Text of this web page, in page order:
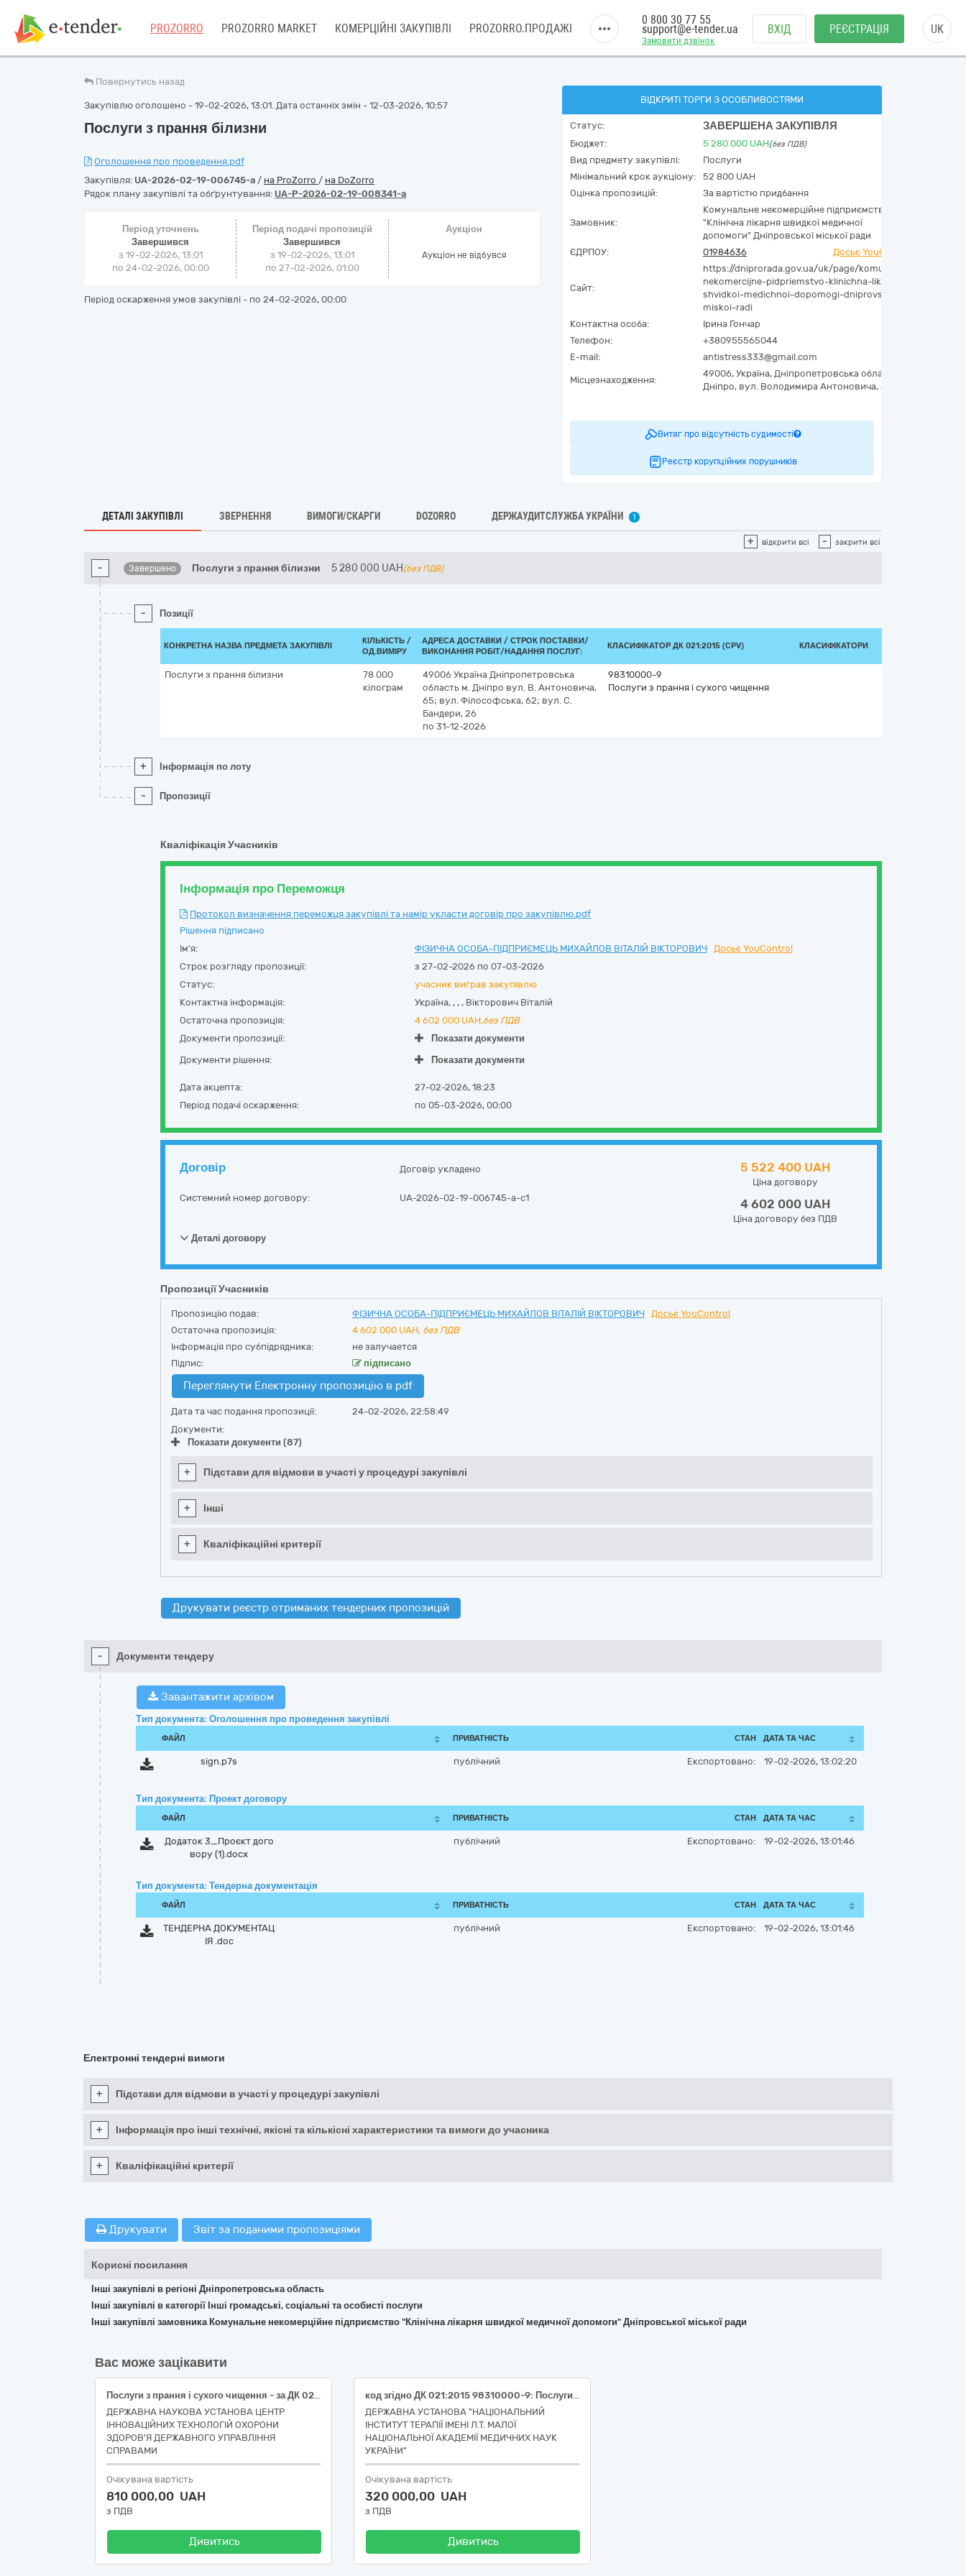
PROZORRO PROZORRO MARKET КОМЕРЦІЙНІ ЗАКУПІВЛІ PROZORRO.ПРОДАЖІ
Замовити дзвінок
0 800 30 77 55
support@e-tender.ua ВХІД РЕЄСТРАЦІЯ UK
Повернутись назад
Закупівлю оголошено - 19-02-2026, 13:01. Дата останніх змін - 12-03-2026, 10:57
Послуги з прання білизни
Оголошення про проведення.pdf
Закупівля: UA-2026-02-19-006745-a / на ProZorro / на DoZorro
Рядок плану закупівлі та обґрунтування: UA-P-2026-02-19-008341-a
Період уточнень
Завершився
з 19-02-2026, 13:01
по 24-02-2026, 00:00
Період подачі пропозицій
Завершився
з 19-02-2026, 13:01
по 27-02-2026, 01:00
Аукціон
Аукціон не відбувся
Період оскарження умов закупівлі - по 24-02-2026, 00:00
ВІДКРИТІ ТОРГИ З ОСОБЛИВОСТЯМИ
Статус: ЗАВЕРШЕНА ЗАКУПІВЛЯ
Бюджет: 5 280 000 UAH(без ПДВ)
Вид предмету закупівлі:
Послуги
Мінімальний крок аукціону:
52 800 UAH
Оцінка пропозицій:
За вартістю придбання
Замовник:
Комунальне некомерційне підприємство
"Клінічна лікарня швидкої медичної
допомоги" Дніпровської міської ради
ЄДРПОУ:
01984636 Досьє YouControl
Сайт:
https://dniprorada.gov.ua/uk/page/komunalne-
nekomercijne-pidpriemstvo-klinichna-likarnya-
shvidkoi-medichnoi-dopomogi-dniprovskoi-
miskoi-radi
Контактна особа:
Ірина Гончар
Телефон:
+380955565044
E-mail:
antistress333@gmail.com
Місцезнаходження:
49006, Україна, Дніпропетровська область,
Дніпро, вул. Володимира Антоновича, 65
Витяг про відсутність судимості
Реєстр корупційних порушників
ДЕТАЛІ ЗАКУПІВЛІ ЗВЕРНЕННЯ ВИМОГИ/СКАРГИ DOZORRO ДЕРЖАУДИТСЛУЖБА УКРАЇНИ 1
+ відкрити всі - закрити всі
- Завершено Послуги з прання білизни 5 280 000 UAH (без ПДВ)
- Позиції
КОНКРЕТНА НАЗВА ПРЕДМЕТА ЗАКУПІВЛІ
КІЛЬКІСТЬ /
ОД.ВИМІРУ
АДРЕСА ДОСТАВКИ / СТРОК ПОСТАВКИ/
ВИКОНАННЯ РОБІТ/НАДАННЯ ПОСЛУГ:
КЛАСИФІКАТОР ДК 021:2015 (CPV) КЛАСИФІКАТОРИ
Послуги з прання білизни
78 000
кілограм
49006 Україна Дніпропетровська
область м. Дніпро вул. В. Антоновича,
65; вул. Філософська, 62; вул. С.
Бандери, 26
по 31-12-2026
98310000-9
Послуги з прання і сухого чищення
+ Інформація по лоту
- Пропозиції
Кваліфікація Учасників
Інформація про Переможця
Протокол визначення переможця закупівлі та намір укласти договір про закупівлю.pdf
Рішення підписано
Ім'я:
ФІЗИЧНА ОСОБА-ПІДПРИЄМЕЦЬ МИХАЙЛОВ ВІТАЛІЙ ВІКТОРОВИЧ
Досьє YouControl
Строк розгляду пропозиції:
з 27-02-2026 по 07-03-2026
Статус:
учасник виграв закупівлю
Контактна інформація:
Україна, , , , Вікторович Віталій
Остаточна пропозиція:
4 602 000 UAH,без ПДВ
Документи пропозиції:
Показати документи
Документи рішення:
Показати документи
Дата акцепта:
27-02-2026, 18:23
Період подачі оскарження:
по 05-03-2026, 00:00
Договір Договір укладено
Системний номер договору: UA-2026-02-19-006745-a-c1
5 522 400 UAH
Ціна договору
4 602 000 UAH
Ціна договору без ПДВ
Деталі договору
Пропозиції Учасників
Пропозицію подав: ФІЗИЧНА ОСОБА-ПІДПРИЄМЕЦЬ МИХАЙЛОВ ВІТАЛІЙ ВІКТОРОВИЧ
Досьє YouControl
Остаточна пропозиція:
4 602 000 UAH, без ПДВ
Інформація про субпідрядника:
не залучается
Підпис:
підписано
Переглянути Електронну пропозицію в pdf
Дата та час подання пропозиції:
24-02-2026, 22:58:49
Документи:
Показати документи (87)
+ Підстави для відмови в участі у процедурі закупівлі
+ Інші
+ Кваліфікаційні критерії
Друкувати реєстр отриманих тендерних пропозицій
- Документи тендеру
Завантажити архівом
Тип документа: Оголошення про проведення закупівлі
ФАЙЛ ПРИВАТНІСТЬ СТАН ДАТА ТА ЧАС
sign.p7s публічний Експортовано: 19-02-2026, 13:02:20
Тип документа: Проект договору
ФАЙЛ ПРИВАТНІСТЬ СТАН ДАТА ТА ЧАС
Додаток 3_Проєкт дого
вору (1).docx
публічний Експортовано: 19-02-2026, 13:01:46
Тип документа: Тендерна документація
ФАЙЛ ПРИВАТНІСТЬ СТАН ДАТА ТА ЧАС
ТЕНДЕРНА ДОКУМЕНТАЦ
ІЯ .doc
публічний Експортовано: 19-02-2026, 13:01:46
Електронні тендерні вимоги
+ Підстави для відмови в участі у процедурі закупівлі
+ Інформація про інші технічні, якісні та кількісні характеристики та вимоги до учасника
+ Кваліфікаційні критерії
Друкувати Звіт за поданими пропозиціями
Корисні посилання
Інші закупівлі в регіоні Дніпропетровська область
Інші закупівлі в категорії Інші громадські, соціальні та особисті послуги
Інші закупівлі замовника Комунальне некомерційне підприємство "Клінічна лікарня швидкої медичної допомоги" Дніпровської міської ради
Вас може зацікавити
Послуги з прання і сухого чищення - за ДК 021:2015 - 98310000-9 (Послуги з прання білизни з підкрохмаленням (простирадл, підковдр, наволочок), махрових рушників, халатів жіночих махрових (білих), сорочок нічних жіночих (білих), простирадл, пелюшок – без підкрохмалення, пелюшок та особливо забрудненої білизни – з підкрохмаленням, халатів, штанів, курток медичних, шапочок, штор, тюлі, ковдр, подушок - за ДК 021:2015 - 98311000-6 Послуги зі збирання білизни для прання)
ДЕРЖАВНА НАУКОВА УСТАНОВА ЦЕНТР
ІННОВАЦІЙНИХ ТЕХНОЛОГІЙ ОХОРОНИ
ЗДОРОВ'Я ДЕРЖАВНОГО УПРАВЛІННЯ
СПРАВАМИ
Очікувана вартість
810 000,00 UAH
з ПДВ
Дивитись
код згідно ДК 021:2015 98310000-9: Послуги з прання і сухого чищення (послуги з прання білизни)
ДЕРЖАВНА УСТАНОВА "НАЦІОНАЛЬНИЙ
ІНСТИТУТ ТЕРАПІЇ ІМЕНІ Л.Т. МАЛОЇ
НАЦІОНАЛЬНОЇ АКАДЕМІЇ МЕДИЧНИХ НАУК
УКРАЇНИ"
Очікувана вартість
320 000,00 UAH
з ПДВ
Дивитись